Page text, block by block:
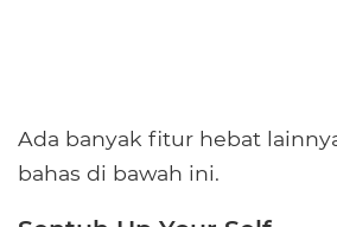
Ada banyak fitur hebat
bahas di bawah ini.